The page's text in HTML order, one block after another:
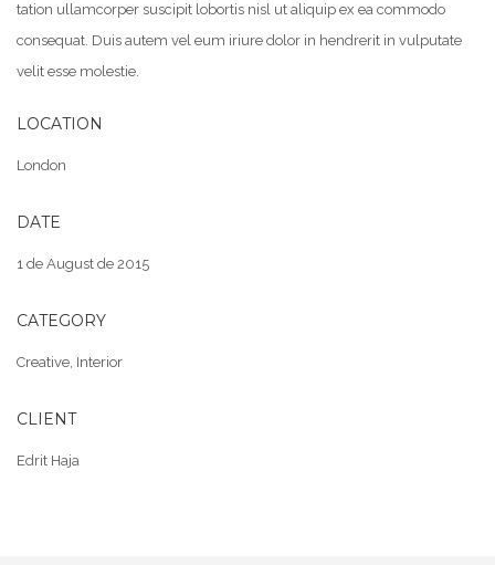
tation ullamcorper suscipit lobortis nisl ut aliquip ex ea commodo
consequat. Duis autem vel eum iriure dolor in hendrerit in vulputate
velit esse molestie.
LOCATION
London
DATE
1 de August de 2015
CATEGORY
Creative, Interior
CLIENT
Edrit Haja